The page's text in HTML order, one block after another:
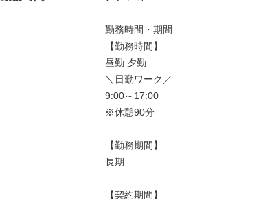
勤務時間・期間
【勤務時間】
昼勤 夕勤
＼日勤ワーク／
9:00～17:00
※休憩90分
【勤務期間】
長期
【契約期間】